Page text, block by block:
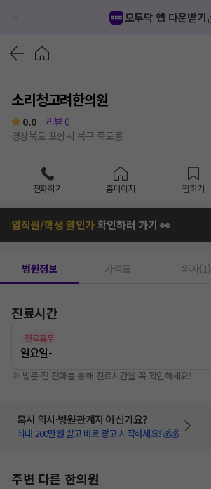
모두닥 앱 다운받기
소리청고려한의원
0.0 리뷰 0
경상북도 포항시 북구 죽도동
전화하기 홈페이지 찜하기
임직원/학생 할인가확인하러 가기 👀
병원정보 가격표 의사(1)
진료시간
진료휴무
일요일-
※ 방문 전 전화를 통해 진료시간을 꼭 확인하세요!
혹시 의사·병원관계자 이신가요?
최대 200만원 받고 바로 광고 시작하세요! 💰💰
주변 다른 한의원